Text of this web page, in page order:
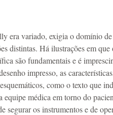
era variado, exigia o domínio de
distintas. Há ilustrações em que
são fundamentais e é
impresso, as
como o texto que
equipe médica em torno do
segurar os instrumentos e de